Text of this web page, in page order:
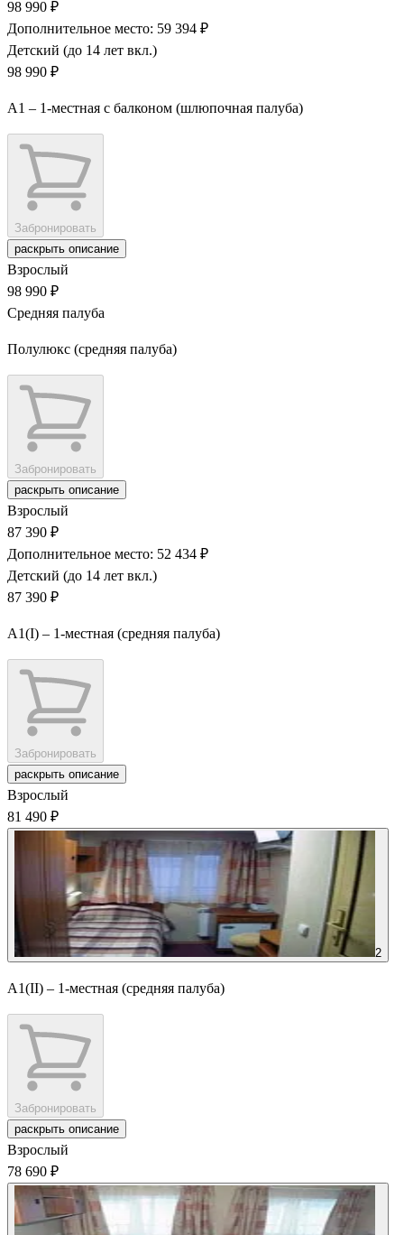
98 990 ₽
Дополнительное место: 59 394 ₽
Детский (до 14 лет вкл.)
98 990 ₽
А1 – 1-местная с балконом (шлюпочная палуба)
Забронировать
раскрыть описание
Взрослый
98 990 ₽
Средняя палуба
Полулюкс (средняя палуба)
Забронировать
раскрыть описание
Взрослый
87 390 ₽
Дополнительное место: 52 434 ₽
Детский (до 14 лет вкл.)
87 390 ₽
А1(I) – 1-местная (средняя палуба)
Забронировать
раскрыть описание
Взрослый
81 490 ₽
2
А1(II) – 1-местная (средняя палуба)
Забронировать
раскрыть описание
Взрослый
78 690 ₽